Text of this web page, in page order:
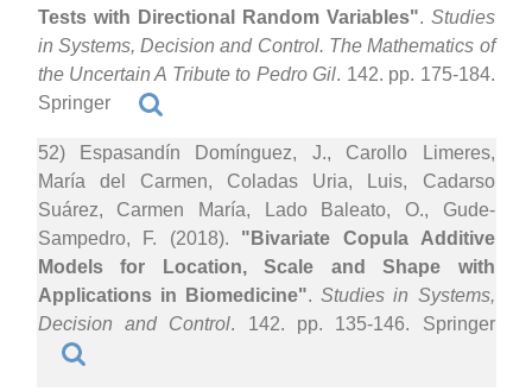
Tests with Directional Random Variables". Studies
in Systems, Decision and Control. The Mathematics of
the Uncertain A Tribute to Pedro Gil. 142. pp. 175-184.
Springer
52) Espasandín Domínguez, J., Carollo Limeres,
María del Carmen, Coladas Uria, Luis, Cadarso
Suárez, Carmen María, Lado Baleato, O., Gude-
Sampedro, F. (2018). "Bivariate Copula Additive
Models for Location, Scale and Shape with
Applications in Biomedicine".Studies in Systems,
Decision and Control. 142. pp. 135-146. Springer